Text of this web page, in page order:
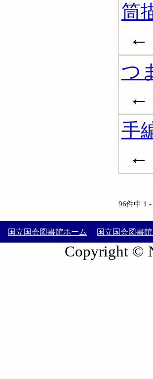
筒
←
つ
←
手
←
96件中 1
国立国会図書館ホーム 国立国会図書
Copyright ©